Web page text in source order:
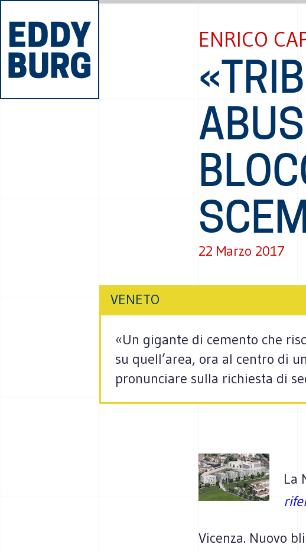
ENRICO
22 Marzo 2017
VENETO
«Un gigante di cemento che
su quell’area, ora al centro di
pronunciare sulla richiesta di
La
Vicenza. Nuovo